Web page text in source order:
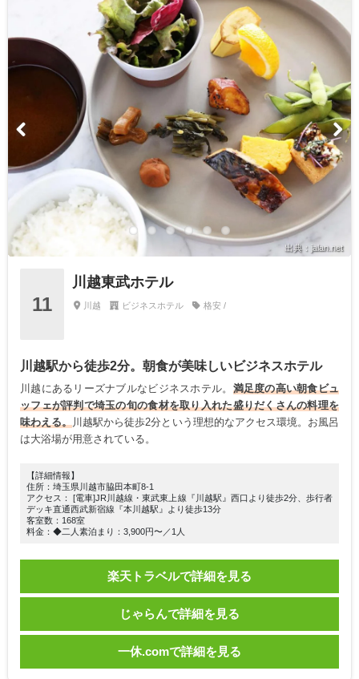
出典：jalan.net
11
川越東武ホテル
川越 ビジネスホテル 格安 /
川越駅から徒歩2分。朝食が美味しいビジネスホテル
川越にあるリーズナブルなビジネスホテル。 満足度の高い朝食ビュ
ッフェが評判で埼玉の旬の食材を取り入れた盛りだくさんの料理を
味わえる。
川越駅から徒歩2分という理想的なアクセス環境。お風呂
は大浴場が用意されている。
【詳細情報】
住所：埼玉県川越市脇田本町8-1
アクセス： [電車]JR川越線・東武東上線『川越駅』西口より徒歩2分、歩行者
デッキ直通西武新宿線『本川越駅』より徒歩13分
客室数：168室
料金：◆二人素泊まり：3,900円〜／1人
楽天トラベルで詳細を見る
じゃらんで詳細を見る
一休.comで詳細を見る